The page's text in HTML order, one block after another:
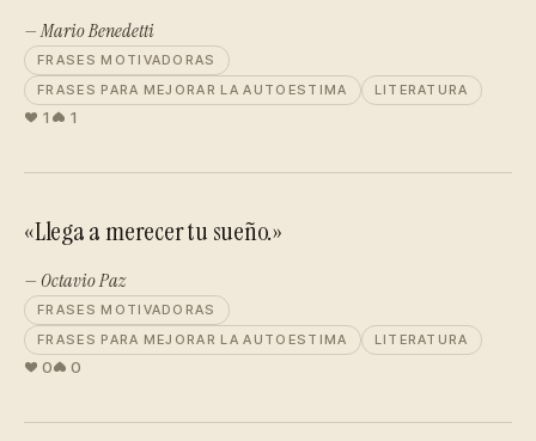
— Mario Benedetti
FRASES MOTIVADORAS
FRASES PARA MEJORAR LA AUTOESTIMA
LITERATURA
1 1
«Llega a merecer tu sueño.»
— Octavio Paz
FRASES MOTIVADORAS
FRASES PARA MEJORAR LA AUTOESTIMA
LITERATURA
0 0